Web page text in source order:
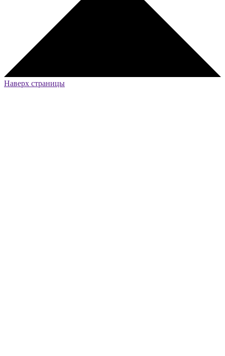
Наверх страницы